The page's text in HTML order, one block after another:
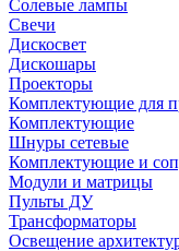
Солевые лампы
Свечи
Дискосвет
Дискошары
Проекторы
Комплектующие для
Комплектующие
Шнуры сетевые
Комплектующие и
Модули и матрицы
Пульты ДУ
Трансформаторы
Освещение